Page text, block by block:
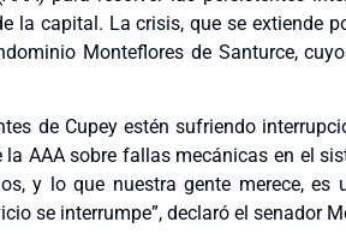
la capital. La crisis, que se extiende
Monteflores de Santurce,
de Cupey estén sufriendo
AAA sobre fallas mecánicas en el
y lo que nuestra gente merece, es
se interrumpe”, declaró el senador